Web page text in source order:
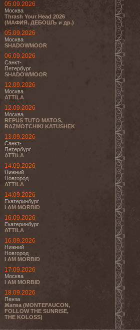
05.09.2026
Москва
Thrash Your Head 2026
(МАФИЯ, ДЕБОШЪ и др.)
05.09.2026
Москва
SHADOWMOOR
06.09.2026
Санкт-
Петербург
SHADOWMOOR
12.09.2026
Москва
ATTILA
12.09.2026
Москва
REPUS TUTO MATOS,
RAZMOTCHIKI KATUSHEK
13.09.2026
Санкт-
Петербург
ATTILA
14.09.2026
Нижний
Новгород
ATTILA
14.09.2026
Екатеринбург
I AM MORBID
16.09.2026
Екатеринбург
ATTILA
16.09.2026
Нижний
Новгород
I AM MORBID
17.09.2026
Москва
I AM MORBID
18.09.2026
Пенза
Жатва (MONTEFAUCON,
FOLLOW THE SUNRISE,
THE KOLOSS)